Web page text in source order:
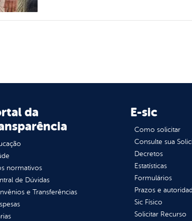
da
normativos
de Dúvidas
e Transferências
E-sic
Como solicitar
Consulte sua
Decretos
Estatísticas
Formulários
Prazos e
Sic Físico
Solicitar Recurso